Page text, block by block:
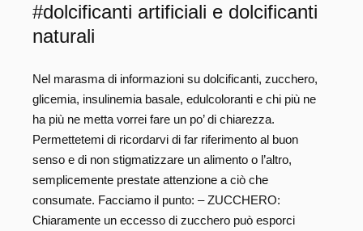
#dolcificanti artificiali e dolcificanti
naturali
Nel marasma di informazioni su dolcificanti, zucchero,
glicemia, insulinemia basale, edulcoloranti e chi più ne
ha più ne metta vorrei fare un po’ di chiarezza.
Permettetemi di ricordarvi di far riferimento al buon
senso e di non stigmatizzare un alimento o l’altro,
semplicemente prestate attenzione a ciò che
consumate. Facciamo il punto: – ZUCCHERO:
Chiaramente un eccesso di zucchero può esporci